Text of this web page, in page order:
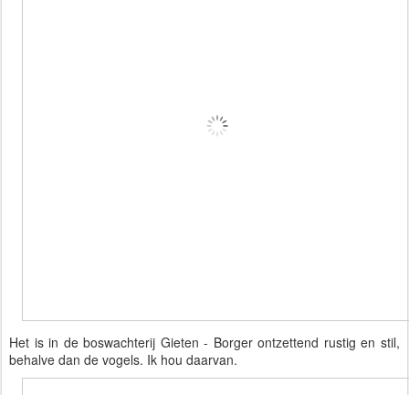
Het is in de boswachterij Gieten - Borger ontzettend rustig en stil,
behalve dan de vogels. Ik hou daarvan.